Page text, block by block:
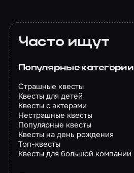
Часто ищут
Популярные категории
Страшные квесты
Квесты для детей
Квесты с актерами
Нестрашные квесты
Популярные квесты
Квесты на день рождения
Топ-квесты
Квесты для большой компании